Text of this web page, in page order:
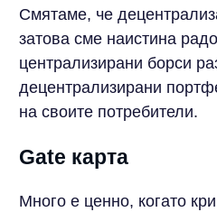
Смятаме, че
затова сме наистина
централизирани борси
децентрализирани
на своите потребители.
Gate карта
Много е ценно, когато